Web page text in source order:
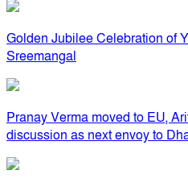
Golden Jubilee Celebration of
Sreemangal
Pranay Verma moved to EU,
discussion as next envoy to